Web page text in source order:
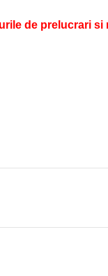
de prelucrari